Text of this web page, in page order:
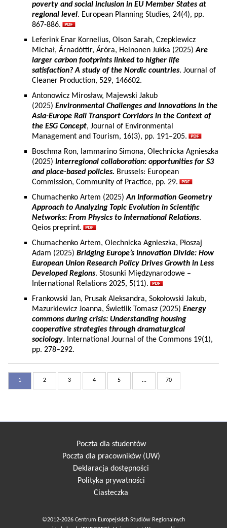
poverty and social inclusion in EU Member States at
regional level. European Planning Studies, 24(4), pp.
867-886.
Leferink Enar Kornelius, Olson Sarah, Czepkiewicz
Michał, Árnadóttir, Áróra, Heinonen Jukka (2025)Are
larger carbon footprints linked to higher life
satisfaction? A study of the Nordic countries. Journal of
Cleaner Production, 529, 146602.
Antonowicz Mirosław, Majewski Jakub
(2025) Environmental Challenges and Innovations in the
Asia-Europe Rail Transport Corridors in the Context of
the ESG Concept, Journal of Environmental
Management and Tourism, 16(3), pp. 191–205.
Boschma Ron, Iammarino Simona, Olechnicka Agnieszka
(2025) Interregional collaboration: opportunities for S3
and place-based policies. Brussels: European
Commission, Community of Practice, pp. 29.
Chumachenko Artem (2025)An Information Geometry
Approach to Analyzing Topic Evolution in Scientific
Networks: From Physics to International Relations.
Qeios preprint.
Chumachenko Artem, Olechnicka Agnieszka, Płoszaj
Adam (2025) Bridging Europe’s Innovation Divide: How
European Union Research Policy Drives Growth in Less
Developed Regions. Stosunki Międzynarodowe –
International Relations 2025, 5(11).
Frankowski Jan, Prusak Aleksandra, Sokołowski Jakub,
Mazurkiewicz Joanna, Świetlik Tomasz (2025) Energy
commons during crisis: Understanding housing
cooperative strategies through dramaturgical
sociology. International Journal of the Commons 19(1),
pp. 278–292.
1 2 3 4 5 ... 70
Poczta dla studentów
Poczta dla pracowników (UW)
Deklaracja dostępności
Polityka prywatności
Ciasteczka
©2012-2026 Centrum Europejskich Studiów Regionalnych